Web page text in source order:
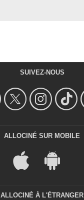
SUIVEZ-NOUS
ALLOCINÉ SUR MOBILE
ALLOCINÉ À L'ÉTRANGER